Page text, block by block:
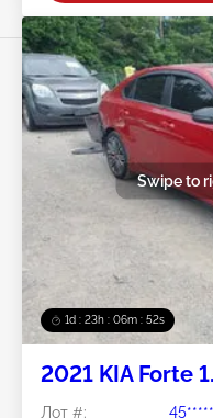
1d : 23h : 06m : 50s
Swipe to
2021 KIA Forte
Лот #: